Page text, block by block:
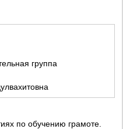
группа
по обучению грамоте.